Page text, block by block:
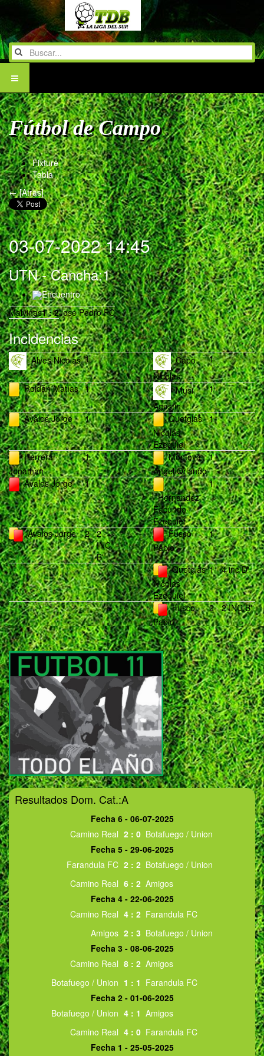
Fútbol de Campo
Fixture
Tabla
← [Atras]
03-07-2022 14:45
UTN- Cancha:1
Encuentro
Malvinas1: 2Jose Pedro FC
Incidencias
Alves Nicolas 1
Capo
Nicolas
1
Roldán Matías 1
Musi
Agustin
1
Avalos Jorge 1
Quetglas
Nicolás
Ezequiel
1
Herrera
Jonathan
1
Montoya
Angel Orlando
1
Avalos Jorge
1
Hernandez
Facundo
Ezequiel
1
Avalos Jorge 2 2
INC
B'
Fusco
Pablo
1
Quetglas
Nicolás
Ezequiel
1 4 inc D'
Fusco
Pablo
2 2 INC B'
Resultados Dom. Cat.:A
Fecha 6 - 06-07-2025
Camino Real 2: 0 Botafuego / Union
Fecha 5 - 29-06-2025
Farandula FC 2: 2 Botafuego / Union
Camino Real 6: 2 Amigos
Fecha 4 - 22-06-2025
Camino Real 4: 2 Farandula FC
Amigos 2: 3 Botafuego / Union
Fecha 3 - 08-06-2025
Camino Real 8: 2 Amigos
Botafuego / Union 1 : 1 Farandula FC
Fecha 2 - 01-06-2025
Botafuego / Union 4: 1 Amigos
Camino Real 4: 0 Farandula FC
Fecha 1 - 25-05-2025